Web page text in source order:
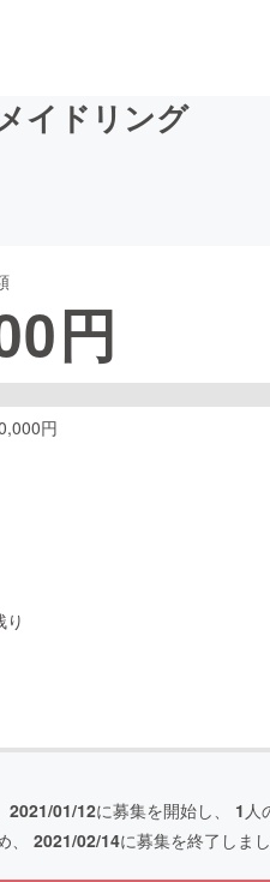
ファッション
イドリング
円
円
り
2021/01/12に募集を開始し、 1 人
、 2021/02/14に募集を終了しま